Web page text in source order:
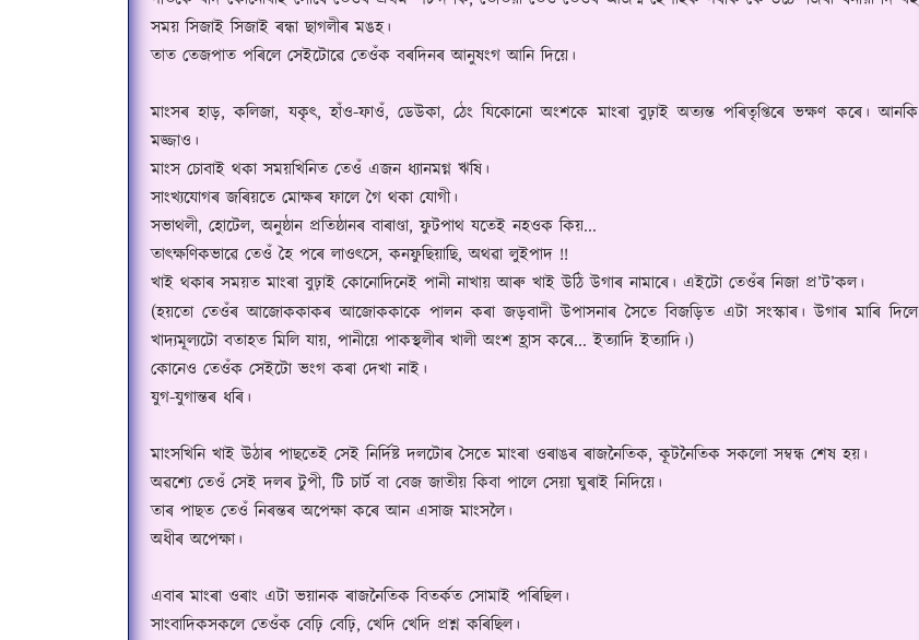
সময় সিজাই সিজাই ৰন্ধা ছাগলীৰ মঙহ।
তাত তেজপাত পৰিলে সেইটোৱে তেওঁক বৰদিনৰ আনুষংগ আনি দিয়ে।
মাংসৰ হাড়,কলিজা,যকৃৎ,হাঁও-ফাওঁ, ডেউকা,ঠেং যিকোনো অংশকে মাংৰা বুঢ়াই অত্যন্ত পৰিতৃপ্তিৰে ভক্ষণ কৰে। আনকি
মজ্জাও।
মাংস চোবাই থকা সময়খিনিত তেওঁ এজন ধ্যানমগ্ন ঋষি।
সাংখ্যযোগৰ জৰিয়তে মোক্ষৰ ফালে গৈ থকা যোগী।
সভাথলী, হোটেল,অনুষ্ঠান প্ৰতিষ্ঠানৰ বাৰাণ্ডা,ফুটপাথ যতেই নহ‌ওক কিয়...
তাৎক্ষণিকভাৱে তেওঁ হৈ পৰে লাওৎসে,কনফুছিয়াছি,অথৱা লুইপাদ !!
খাই থকাৰ সময়ত মাংৰা বুঢ়াই কোনোদিনেই পানী নাখায় আৰু খাই উঠি উগাৰ নামাৰে। এইটো তেওঁৰ নিজা প্ৰ’ট’কল।
(হয়তো তেওঁৰ আজোককাকৰ আজোককাকে পালন কৰা জড়বাদী উপাসনাৰ সৈতে বিজড়িত এটা সংস্কাৰ। উগাৰ মাৰি দিলে
খাদ্যমূল্যটো বতাহত মিলি যায়, পানীয়ে পাকস্থলীৰ খালী অংশ হ্ৰাস কৰে... ইত্যাদি ইত্যাদি।)
কোনেও তেওঁক সেইটো ভংগ কৰা দেখা নাই।
যুগ-যুগান্তৰ ধৰি।
মাংসখিনি খাই উঠাৰ পাছতেই সেই নিৰ্দিষ্ট দলটোৰ সৈতে মাংৰা ওৰাঙৰ ৰাজনৈতিক,কূটনৈতিক সকলো সম্বন্ধ শেষ হয়।
অৱশ্যে তেওঁ সেই দলৰ টুপী,টি চাৰ্ট বা বেজ জাতীয় কিবা পালে সেয়া ঘুৰাই নিদিয়ে।
তাৰ পাছত তেওঁ নিৰন্তৰ অপেক্ষা কৰে আন এসাজ মাংসলৈ।
অধীৰ অপেক্ষা।
এবাৰ মাংৰা ওৰাং এটা ভয়ানক ৰাজনৈতিক বিতৰ্কত সোমাই পৰিছিল।
সাংবাদিকসকলে তেওঁক বেঢ়ি বেঢ়ি, খেদি খেদি প্ৰশ্ন কৰিছিল।